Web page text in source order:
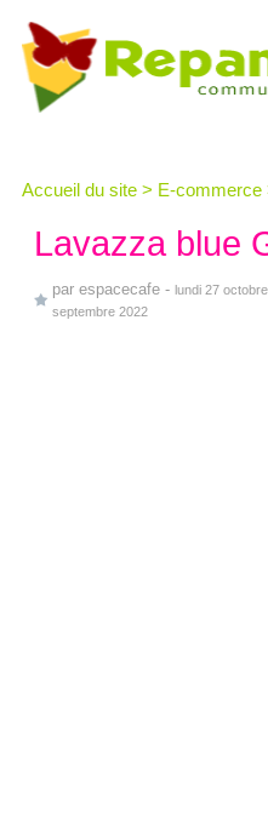
Accueil du site > E-commerce
Lavazza blue
par espacecafe - lundi 27
septembre 2022